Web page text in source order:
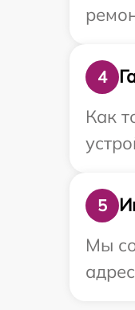
4
Как
5
Мы